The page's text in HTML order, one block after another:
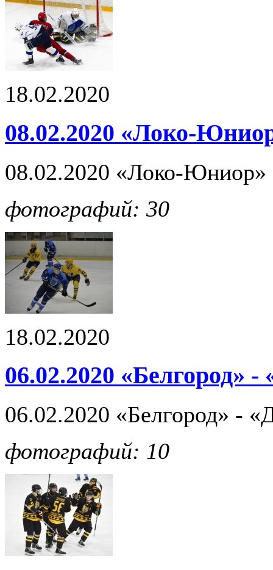
18.02.2020
08.02.2020 «Локо-
08.02.2020 «Локо-Юниор»
фотографий: 30
18.02.2020
06.02.2020 «Белгород» -
06.02.2020 «Белгород» -
фотографий: 10